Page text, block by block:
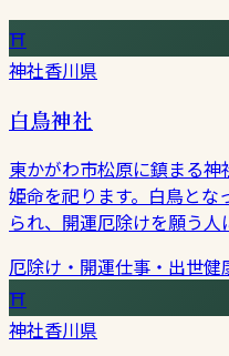
⛩
神社香川県
白鳥神社
東かがわ市松原に鎮まる
姫命を祀ります。白鳥とな
られ、開運厄除けを願う人
厄除け・開運仕事・出世健
⛩
神社香川県